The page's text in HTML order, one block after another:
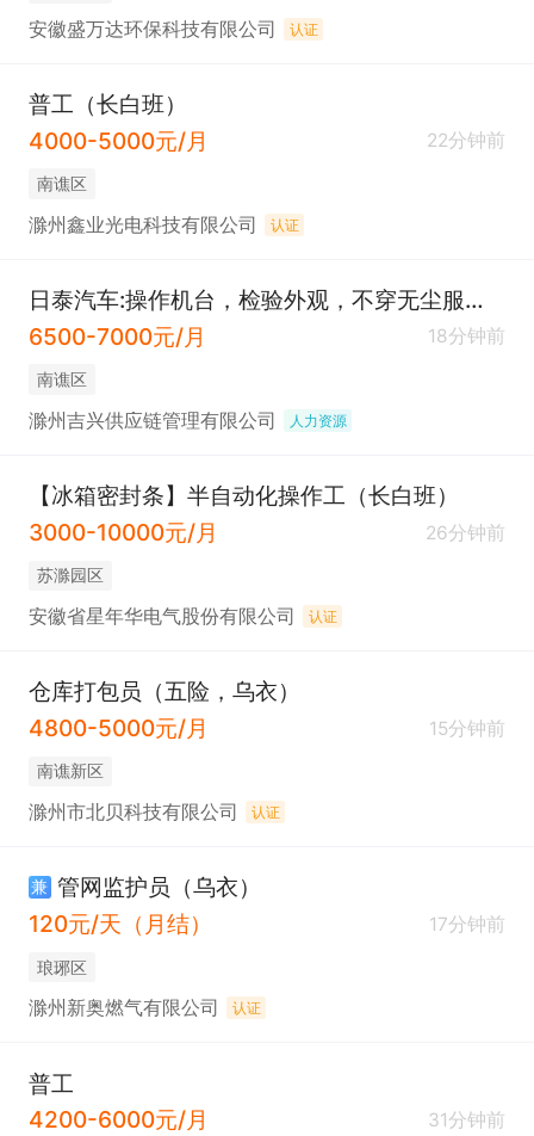
安徽盛万达环保科技有限公司 认证
普工（长白班）
4000-5000元/月
22分钟前
南谯区
滁州鑫业光电科技有限公司 认证
日泰汽车:操作机台，检验外观，不穿无尘服不是流水线
6500-7000元/月
18分钟前
南谯区
滁州吉兴供应链管理有限公司 人力资源
【冰箱密封条】半自动化操作工（长白班）
3000-10000元/月
26分钟前
苏滁园区
安徽省星年华电气股份有限公司 认证
仓库打包员（五险，乌衣）
4800-5000元/月
15分钟前
南谯新区
滁州市北贝科技有限公司 认证
兼 管网监护员（乌衣）
120元/天（月结）
17分钟前
琅琊区
滁州新奥燃气有限公司 认证
普工
4200-6000元/月
31分钟前